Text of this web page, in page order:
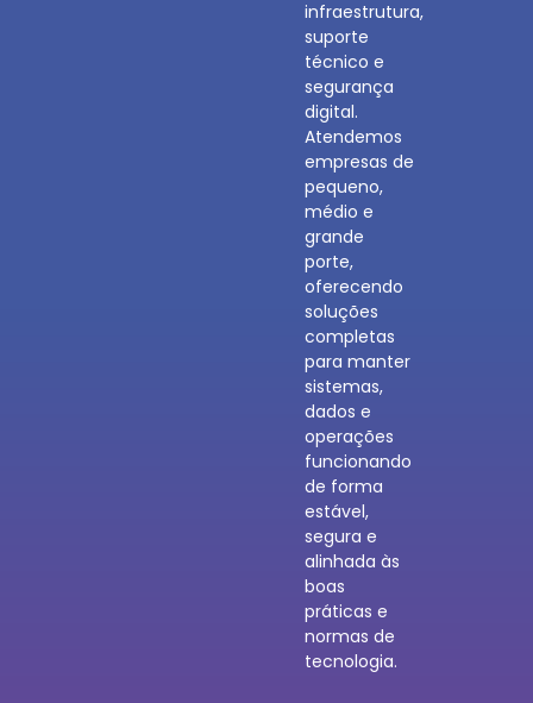
infraestrutura,
suporte
técnico e
segurança
digital.
Atendemos
empresas de
pequeno,
médio e
grande
porte,
oferecendo
soluções
completas
para manter
sistemas,
dados e
operações
funcionando
de forma
estável,
segura e
alinhada às
boas
práticas e
normas de
tecnologia.